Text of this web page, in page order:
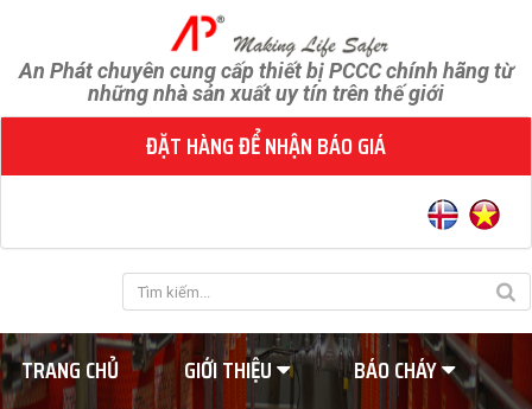
An Phát chuyên cung cấp thiết bị PCCC chính hãng từ
những nhà sản xuất uy tín trên thế giới
ĐẶT HÀNG ĐỂ NHẬN BÁO GIÁ
TRANG CHỦ GIỚI THIỆU
BÁO CHÁY